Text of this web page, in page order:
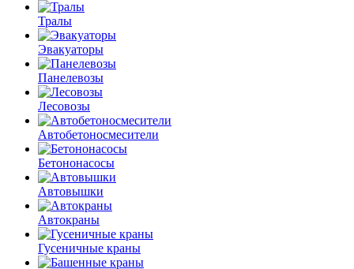
Тралы
Эвакуаторы
Панелевозы
Лесовозы
Автобетоно­смесители
Бетононасосы
Автовышки
Автокраны
Гусеничные краны